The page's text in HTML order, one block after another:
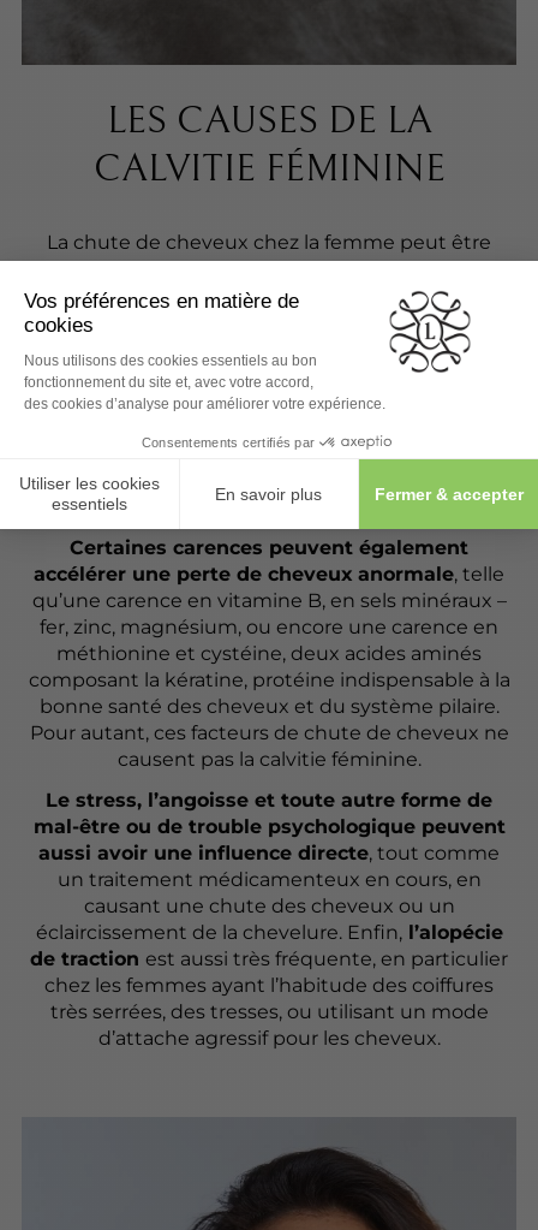
LES CAUSES DE LA
CALVITIE FÉMININE
La chute de cheveux chez la femme peut être
androgénétique féminine, ou calvitie, est d’origine
héréditaire
. Selon le patrimoine génétique, le cuir
chevelu, les follicules pileux et la fibre capillaire
peuvent développer une certaine sensibilité à
échelle cellulaire, au niveau des échanges
Or, dans la plupart des cas, au-delà de l’hérédité,la
calvitie féminine résulte d’un désordre
hormonal.
Certaines carences peuvent également
accélérer une perte de cheveux anormale, telle
qu’une carence en vitamine B, en sels minéraux –
fer, zinc, magnésium, ou encore une carence en
méthionine et cystéine, deux acides aminés
composant la kératine, protéine indispensable à la
bonne santé des cheveux et du système pilaire.
Pour autant, ces facteurs de chute de cheveux ne
causent pas la calvitie féminine.
Le stress, l’angoisse et toute autre forme de
mal-être ou de trouble psychologique peuvent
aussi avoir une influence directe, tout comme
un traitement médicamenteux en cours, en
causant une chute des cheveux ou un
éclaircissement de la chevelure. Enfin,l’alopécie
de traction est aussi très fréquente, en particulier
chez les femmes ayant l’habitude des coiffures
très serrées, des tresses, ou utilisant un mode
d’attache agressif pour les cheveux.